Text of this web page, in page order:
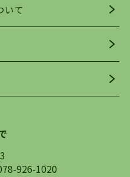
明石市・神戸市西区
ひ当ＨＰにて物件を
社は、スタッフの平
報取扱量を誇ってお
をご紹介する、従来
し、理想のお部屋を
ただいた物件情報に
タッフがサポートさ
けております。私た
いて
926-1020